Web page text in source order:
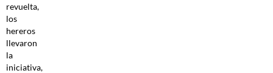
revuelta,
los
hereros
llevaron
la
iniciativa,